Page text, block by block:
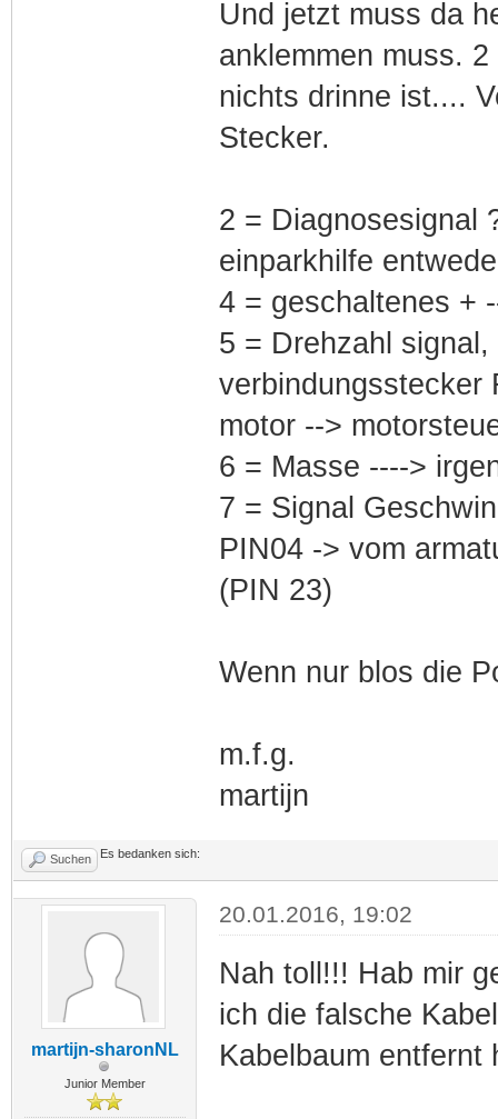
Und jetzt muss da
anklemmen muss.
nichts drinne ist....
Stecker.
2 = Diagnosesignal
einparkhilfe
4 = geschaltenes +
5 = Drehzahl
verbindungsstecker
motor -->
6 = Masse ---->
7 = Signal
PIN04 -> vom
(PIN 23)
Wenn nur blos die
m.f.g.
martijn
Suchen Es bedanken sich:
martijn-sharonNL
Junior Member
20.01.2016, 19:02
Nah toll!!! Hab mir
ich die falsche
Kabelbaum entfernt